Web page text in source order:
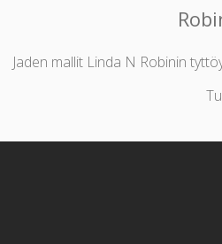
Jaden mallit Linda N Robinin